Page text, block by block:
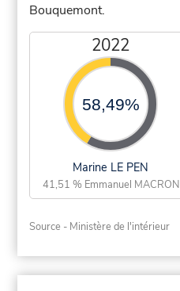
Bouquemont.
2022
58,49%
Marine LE PEN
41,51 % Emmanuel MACRON
Source - Ministère de l'intérieur